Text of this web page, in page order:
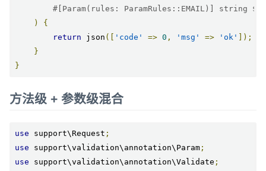
#[Param(rules: ParamRules::EMAIL)] string
)
{
return json ([ 'code' => 0 , 'msg' => 'ok'
]);
}
}
方法级 + 参数级混合
use support\Request ;
use support\validation\annotation\Param ;
use support\validation\annotation\Validate ;